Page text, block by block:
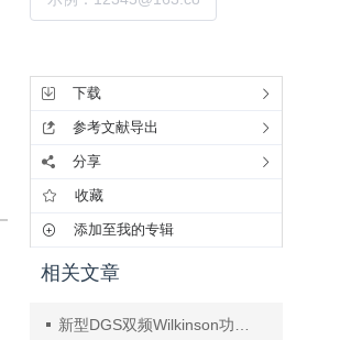
下载
参考文献导出
分享
收藏
添加至我的专辑
相关文章
新型DGS双频Wilkinson功分器的研究与设计